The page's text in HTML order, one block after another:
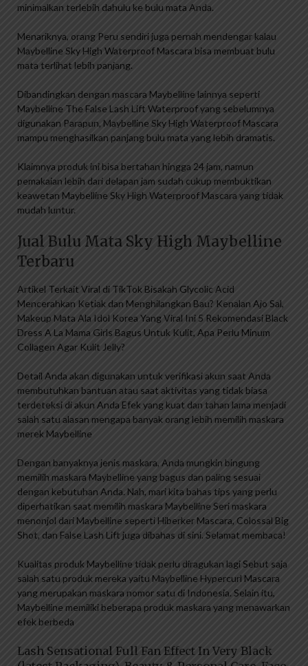
minimalkan terlebih dahulu ke bulu mata Anda.
Menariknya, orang Peru sendiri juga pernah mendengar kalau
Maybelline Sky High Waterproof Mascara bisa membuat bulu
mata terlihat lebih panjang.
Dibandingkan dengan mascara Maybelline lainnya seperti
Maybelline The False Lash Lift Waterproof yang sebelumnya
digunakan Parapun, Maybelline Sky High Waterproof Mascara
mampu menghasilkan panjang bulu mata yang lebih dramatis.
Klaimnya produk ini bisa bertahan hingga 24 jam, namun
pemakaian lebih dari delapan jam sudah cukup membuktikan
keawetan Maybelline Sky High Waterproof Mascara yang tidak
mudah luntur.
Jual Bulu Mata Sky High Maybelline
Terbaru
Artikel Terkait Viral di TikTok Bisakah Glycolic Acid
Mencerahkan Ketiak dan Menghilangkan Bau? Kenalan Ajo Sal,
Makeup Mata Ala Idol Korea Yang Viral Ini 5 Rekomendasi Black
Dress A La Mama Girls Bagus Untuk Kulit, Apa Perlu Minum
Collagen Agar Kulit Jelly?
Detail Anda akan digunakan untuk verifikasi akun saat Anda
membutuhkan bantuan atau saat aktivitas yang tidak biasa
terdeteksi di akun Anda Efek yang kuat dan tahan lama menjadi
salah satu alasan mengapa banyak orang lebih memilih maskara
merek Maybelline
Dengan banyaknya jenis maskara, Anda mungkin bingung
memilih maskara Maybelline yang bagus dan paling sesuai
dengan kebutuhan Anda. Nah, mari kita bahas tips yang perlu
diperhatikan saat memilih maskara Maybelline Seri maskara
menonjol dari Maybelline seperti Hiberker Mascara, Colossal Big
Shot, dan False Lash Lift juga dibahas di sini. Selamat membaca!
Kualitas produk Maybelline tidak perlu diragukan lagi Sebut saja
salah satu produk mereka yaitu Maybelline Hypercurl Mascara
yang merupakan maskara nomor satu di Indonesia. Selain itu,
Maybelline memiliki beberapa produk maskara yang menawarkan
efek berbeda
Lash Sensational Full Fan Effect In Very Black